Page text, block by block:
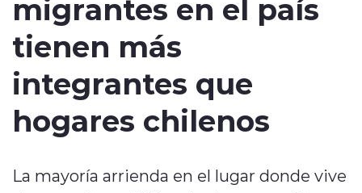
Deportes
Internacional
Regiones al Aire
migrantes en el país
tienen más
integrantes que
hogares chilenos
La mayoría arrienda en el lugar donde vive